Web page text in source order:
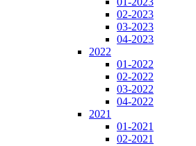
02-2023
03-2023
04-2023
2022
01-2022
02-2022
03-2022
04-2022
2021
01-2021
02-2021